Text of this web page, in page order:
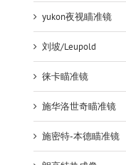
yukon夜视瞄准镜
刘坡/Leupold
徕卡瞄准镜
施华洛世奇瞄准镜
施密特-本德瞄准镜